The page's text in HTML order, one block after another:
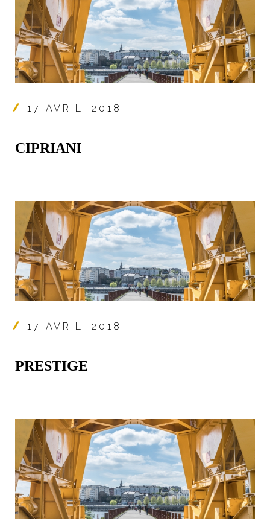
17 AVRIL, 2018
CIPRIANI
17 AVRIL, 2018
PRESTIGE